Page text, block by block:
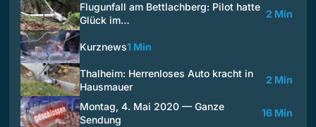
Flugunfall am Bettlachberg: Pilot hatte
Glück im…
2 Min
Kurznews1 Min
Thalheim: Herrenloses Auto kracht in
Hausmauer
2 Min
Montag, 4. Mai 2020 — Ganze
Sendung
16 Min